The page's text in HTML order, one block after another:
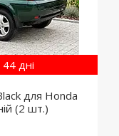
дні
для Honda
(2 шт.)